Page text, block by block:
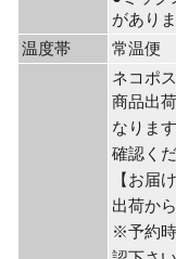
があり
温度帯
常温便
ネコポ
商品出
なりま
確認くだ
【お届
出荷か
※予約